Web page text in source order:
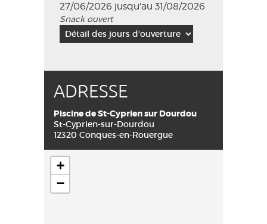
27/06/2026 jusqu'au 31/08/2026
Snack ouvert
ADRESSE
Piscine de St-Cyprien sur Dourdou
St-Cyprien-sur-Dourdou
12320 Conques-en-Rouergue
+
−